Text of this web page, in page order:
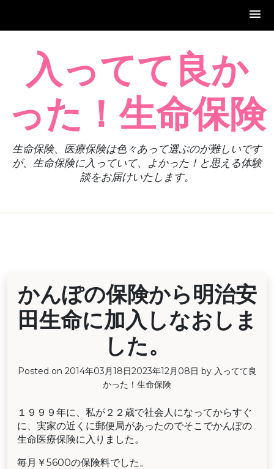
content入ってて良か
った！生命保険
生命保険、医療保険は色々あって選ぶのが難しいです
が、生命保険に入っていて、よかった！と思える体験
談をお届けいたします。
かんぽの保険から明治安
田生命に加入しなおしま
した。
Posted on 2014年03月18日2023年12月08日 by 入ってて良
かった！生命保険
１９９９年に、私が２２歳で社会人になってからすぐ
に、実家の近くに郵便局があったのでそこでかんぽの
生命医療保険に入りました。
毎月￥5600の保険料でした。